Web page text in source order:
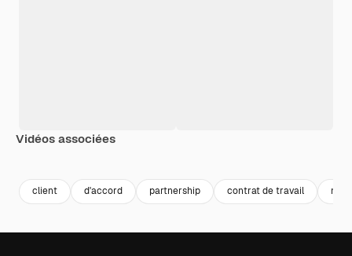
Vidéos associées
client d'accord partnership contrat de travail